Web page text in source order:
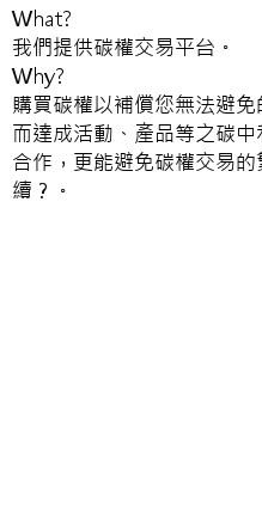
What?
我們提供碳權交易平台。
Why?
購買碳權以補償您無法避
而達成活動、產品等之碳中
合作，更能避免碳權交易的
續？。